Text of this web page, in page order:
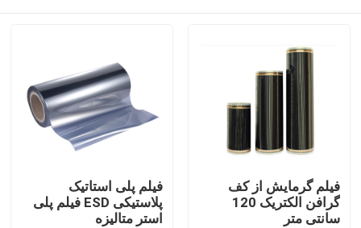
فیلم گرمایش از کف
گرافن الکتریک 120
سانتی متر
فیلم پلی استاتیک
پلاستیکی ESD فیلم پلی
استر متالیزه